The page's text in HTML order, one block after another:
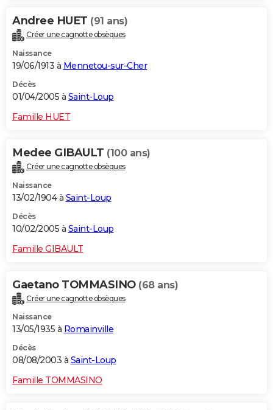
Andree HUET (91 ans)
Créer une cagnotte obsèques
Naissance
19/06/1913 à Mennetou-sur-Cher
Décès
01/04/2005 à Saint-Loup
Famille HUET
Medee GIBAULT (100 ans)
Créer une cagnotte obsèques
Naissance
13/02/1904 à Saint-Loup
Décès
10/02/2005 à Saint-Loup
Famille GIBAULT
Gaetano TOMMASINO (68 ans)
Créer une cagnotte obsèques
Naissance
13/05/1935 à Romainville
Décès
08/08/2003 à Saint-Loup
Famille TOMMASINO